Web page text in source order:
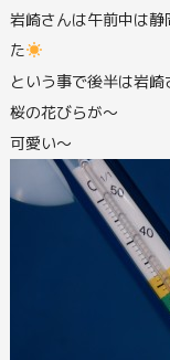
岩崎さんは午前中は
た
という事で後半は岩
桜の花びらが～
可愛い～